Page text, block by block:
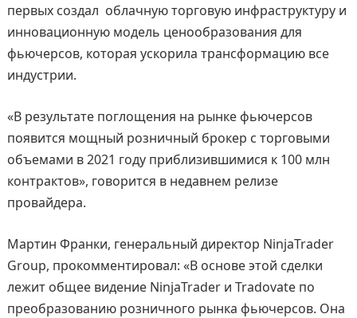
первых создал облачную торговую инфраструктуру и
инновационную модель ценообразования для
фьючерсов, которая ускорила трансформацию все
индустрии.
«В результате поглощения на рынке фьючерсов
появится мощный розничный брокер с торговыми
объемами в 2021 году приблизившимися к 100 млн
контрактов», говорится в недавнем релизе
провайдера.
Мартин Франки, генеральный директор NinjaTrader
Group, прокомментировал: «В основе этой сделки
лежит общее видение NinjaTrader и Tradovate по
преобразованию розничного рынка фьючерсов. Она